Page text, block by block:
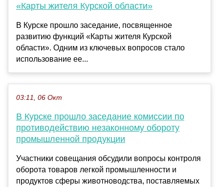
«Карты жителя Курской области»
В Курске прошло заседание, посвященное
развитию функций «Карты жителя Курской
области». Одним из ключевых вопросов стало
использование ее...
03:11, 06 Окт
В Курске прошло заседание комиссии по
противодействию незаконному обороту
промышленной продукции
Участники совещания обсудили вопросы контроля
оборота товаров легкой промышленности и
продуктов сферы животноводства, поставляемых